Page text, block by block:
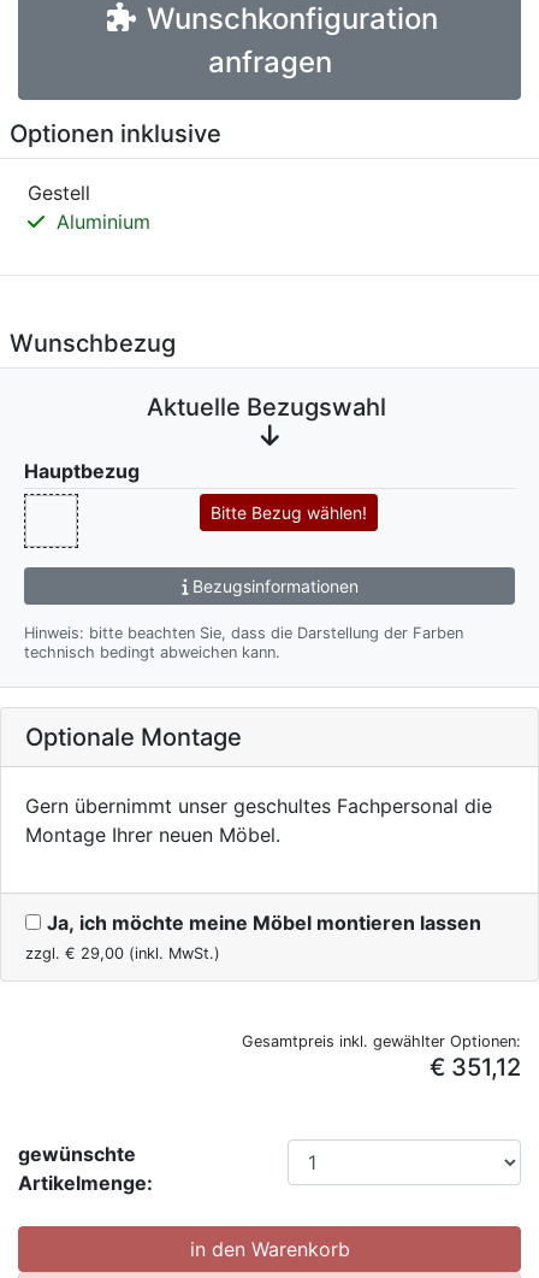
Wunschkonfiguration
anfragen
Optionen inklusive
Gestell
Aluminium
Wunschbezug
Aktuelle Bezugswahl
Hauptbezug
Bitte Bezug wählen!
Bezugsinformationen
Hinweis: bitte beachten Sie, dass die Darstellung der Farben
technisch bedingt abweichen kann.
Optionale Montage
Gern übernimmt unser geschultes Fachpersonal die
Montage Ihrer neuen Möbel.
Ja, ich möchte meine Möbel montieren lassen
zzgl. € 29,00 (inkl. MwSt.)
Gesamtpreis inkl. gewählter Optionen:
€ 351,12
gewünschte
Artikelmenge: